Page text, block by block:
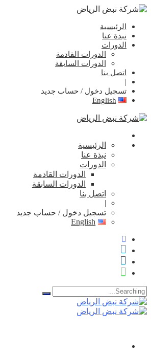
الرئيسية
نبذة عنا
الدورات
الدورات القادمة
الدورات السابقة
اتصل بنا
|
تسجيل دخول / حساب جديد
English
الرئيسية
نبذة عنا
الدورات
الدورات القادمة
الدورات السابقة
اتصل بنا
|
تسجيل دخول / حساب جديد
English
Search
for: